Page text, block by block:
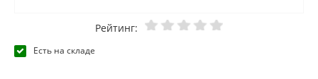
Рейтинг:
Есть на складе